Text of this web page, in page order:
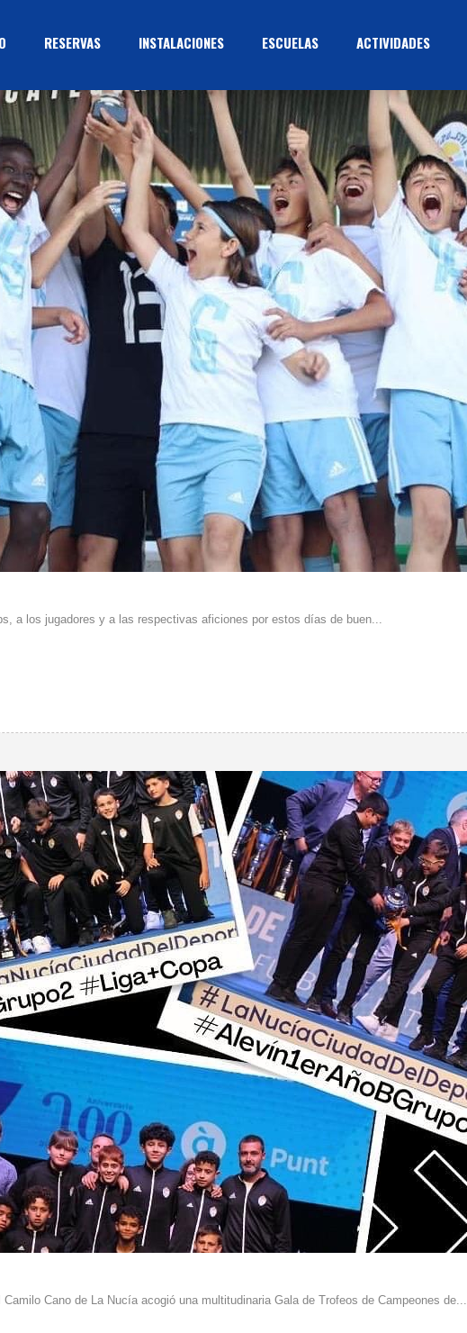
RESERVAS INSTALACIONES ESCUELAS ACTIVIDADES
a los jugadores y a las respectivas aficiones por estos días de buen...
Cano de La Nucía acogió una multitudinaria Gala de Trofeos de Campeones de...